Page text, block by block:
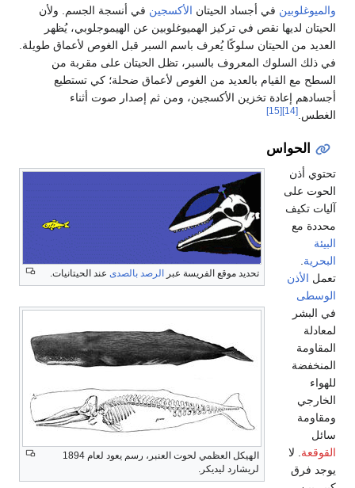
والميوغلوبين في أجساد الحيتان الأكسجين في أنسجة الجسم. ولأن
الحيتان لديها نقص في تركيز الهميوغلوبين عن الهيموجلوبي، يُظهر
العديد من الحيتان سلوكًا يُعرف باسم السبر قبل الغوص لأعماق طويلة.
في ذلك السلوك المعروف بالسبر، تظل الحيتان على مقربة من
السطح مع القيام بالعديد من الغوص لأعماق ضحلة؛ كي تستطيع
أجسادهم إعادة تخزين الأكسجين، ومن ثم إصدار صوت أثناء
الغطس. [14]
[15]
الحواس
تحديد موقع الفريسة عبر الرصد بالصدى عند الحيتانيات.
الهيكل العظمي لحوت العنبر، رسم يعود لعام 1894
لريشارد ليديكر.
تحتوي أذن
الحوت على
آليات تكيف
محددة مع
البيئة
البحرية.
تعمل الأذن
الوسطى
في البشر
لمعادلة
المقاومة
المنخفضة
للهواء
الخارجي
ومقاومة
سائل
القوقعة. لا
يوجد فرق